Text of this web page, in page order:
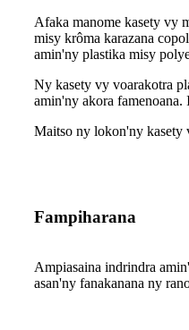
Afaka manome kasety vy
misy krôma karazana
amin'ny plastika misy
Ny kasety vy voarakotra
amin'ny akora
Maitso ny lokon'ny kasety
Fampiharana
Ampiasaina indrindra
asan'ny fanakanana ny